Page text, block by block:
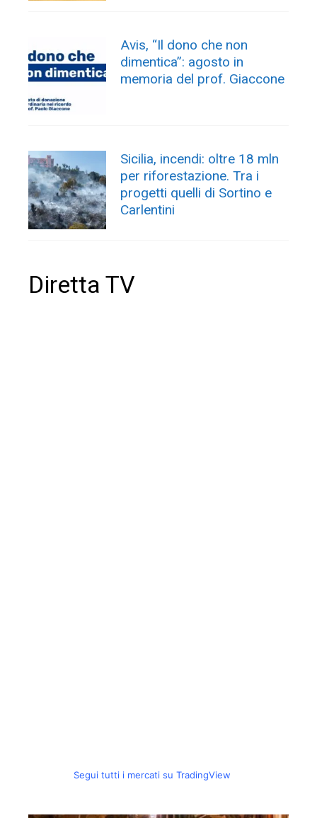
Avis, “Il dono che non
dimentica”: agosto in
memoria del prof. Giaccone
Sicilia, incendi: oltre 18 mln
per riforestazione. Tra i
progetti quelli di Sortino e
Carlentini
Diretta TV
Segui tutti i mercati su TradingView